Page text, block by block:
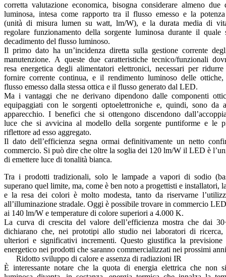
corretta valutazione economica, bisogna considerare almeno due
luminosa, intesa come rapporto tra il flusso emesso e la
(unità di misura lumen su watt, lm/W), e la durata media di
regolare funzionamento della sorgente luminosa durante il
decadimento del flusso luminoso.
Il primo dato ha un’incidenza diretta sulla gestione corrente degli
manutenzione. A queste due caratteristiche tecnico/funzionali
resa energetica degli alimentatori elettronici, necessari per
fornire corrente continua, e il rendimento luminoso delle
flusso emesso dalla stessa ottica e il flusso generato dal LED.
Ma i vantaggi che ne derivano dipendono dalle componenti
equipaggiati con le sorgenti optoelettroniche e, quindi, sono da
apparecchio. I benefici che si ottengono discendono
luce che si avvicina al modello della sorgente puntiforme e le
riflettore ad esso aggregato.
Il dato dell’efficienza segna ormai definitivamente un netto
commercio. Si può dire che oltre la soglia dei 120 lm/W il LED è
di emettere luce di tonalità bianca.
Tra i prodotti tradizionali, solo le lampade a vapori di sodio
superano quel limite, ma, come è ben noto a progettisti e installatori,
e la resa dei colori è molto modesta, tanto da riservarne
all’illuminazione stradale. Oggi è possibile trovare in commercio
ai 140 lm/W e temperature di colore superiori a 4.000 K.
La curva di crescita del valore dell’efficienza mostra che dai
dichiarano che, nei prototipi allo studio nei laboratori di
ulteriori e significativi incrementi. Questo giustifica la
energetico nei prodotti che saranno commercializzati nei prossimi
Ridotto sviluppo di calore e assenza di radiazioni IR
È interessante notare che la quota di energia elettrica che non